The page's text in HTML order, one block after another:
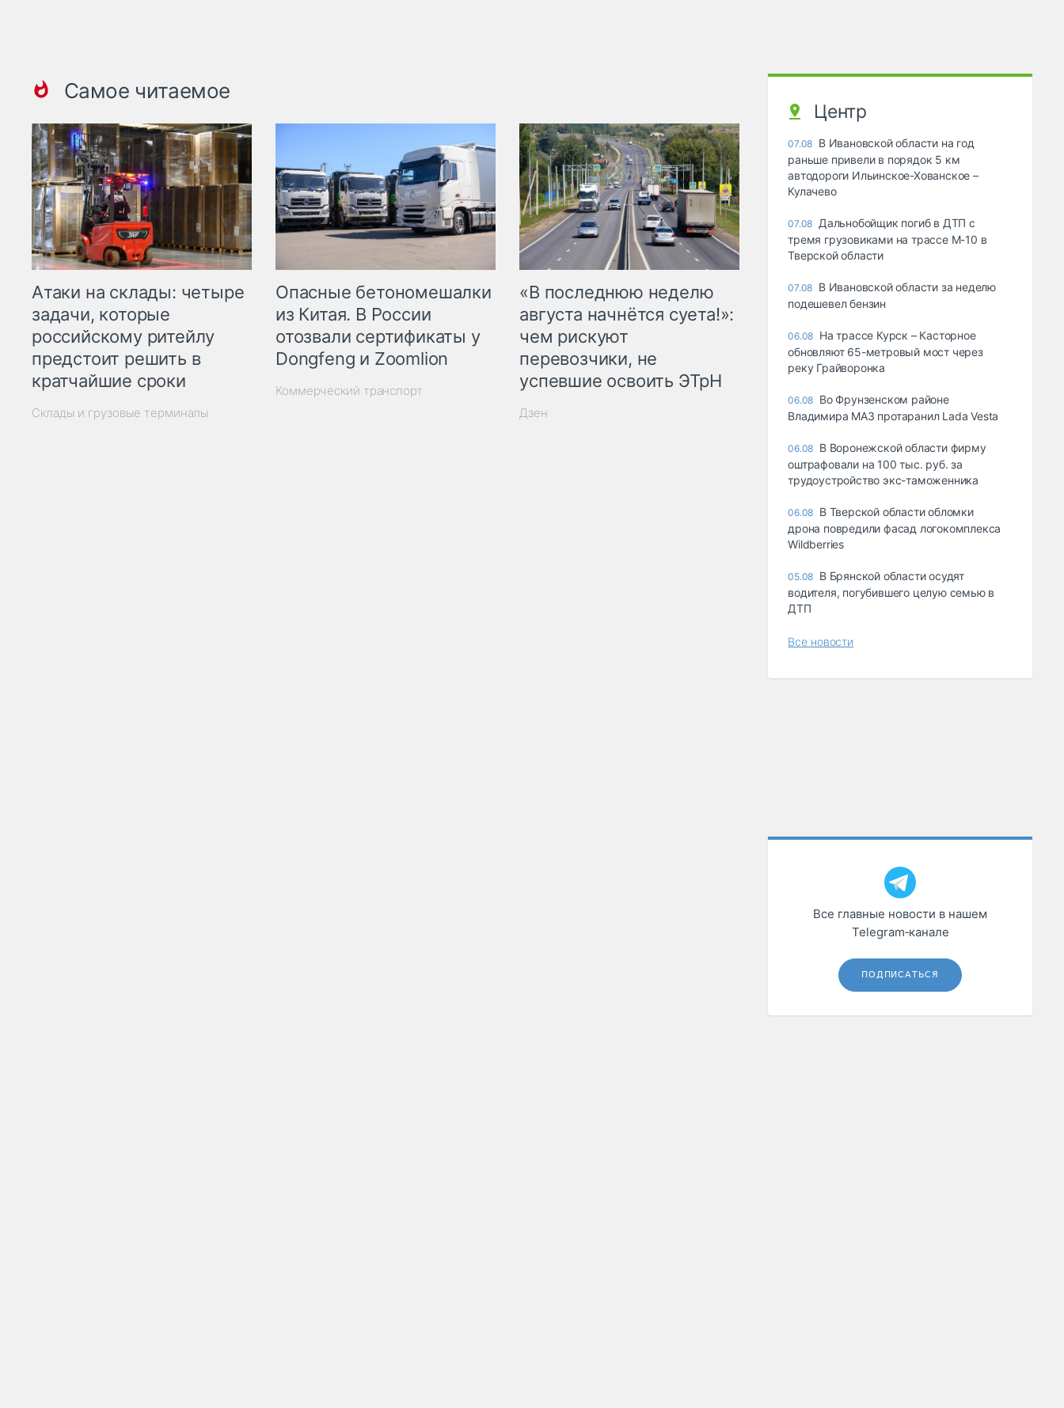
Самое читаемое
Атаки на склады: четыре
задачи, которые
российскому ритейлу
предстоит решить в
кратчайшие сроки
Склады и грузовые терминалы
Опасные бетономешалки
из Китая. В России
отозвали сертификаты у
Dongfeng и Zoomlion
Коммерческий транспорт
«В последнюю неделю
августа начнётся суета!»:
чем рискуют
перевозчики, не
успевшие освоить ЭТрН
Дзен
Центр
07.08 В Ивановской области на год
раньше привели в порядок 5 км
автодороги Ильинское-Хованское –
Кулачево
07.08 Дальнобойщик погиб в ДТП с
тремя грузовиками на трассе М-10 в
Тверской области
07.08 В Ивановской области за неделю
подешевел бензин
06.08 На трассе Курск – Касторное
обновляют 65-метровый мост через
реку Грайворонка
06.08 Во Фрунзенском районе
Владимира МАЗ протаранил Lada Vesta
06.08 В Воронежской области фирму
оштрафовали на 100 тыс. руб. за
трудоустройство экс-таможенника
06.08 В Тверской области обломки
дрона повредили фасад логокомплекса
Wildberries
05.08 В Брянской области осудят
водителя, погубившего целую семью в
ДТП
Все новости
Все главные новости в нашем
Telegram‑канале
ПОДПИСАТЬСЯ